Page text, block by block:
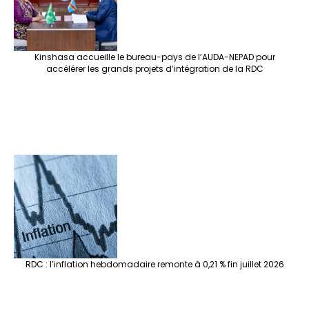
Kinshasa accueille le bureau-pays de l’AUDA-NEPAD pour
accélérer les grands projets d’intégration de la RDC
RDC : l’inflation hebdomadaire remonte à 0,21 % fin juillet 2026